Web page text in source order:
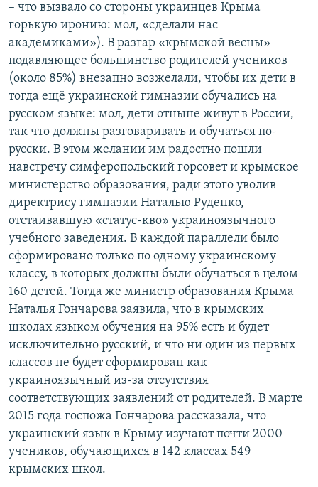
– что вызвало со стороны украинцев Крыма
горькую иронию: мол, «сделали нас
академиками»). В разгар «крымской весны»
подавляющее большинство родителей учеников
(около 85%) внезапно возжелали, чтобы их дети в
тогда ещё украинской гимназии обучались на
русском языке: мол, дети отныне живут в России,
так что должны разговаривать и обучаться по-
русски. В этом желании им радостно пошли
навстречу симферопольский горсовет и крымское
министерство образования, ради этого уволив
директрису гимназии Наталью Руденко,
отстаивавшую «статус-кво» украиноязычного
учебного заведения. В каждой параллели было
сформировано только по одному украинскому
классу, в которых должны были обучаться в целом
160 детей. Тогда же министр образования Крыма
Наталья Гончарова заявила, что в крымских
школах языком обучения на 95% есть и будет
исключительно русский, и что ни один из первых
классов не будет сформирован как
украиноязычный из-за отсутствия
соответствующих заявлений от родителей. В марте
2015 года госпожа Гончарова рассказала, что
украинский язык в Крыму изучают почти 2000
учеников, обучающихся в 142 классах 549
крымских школ.